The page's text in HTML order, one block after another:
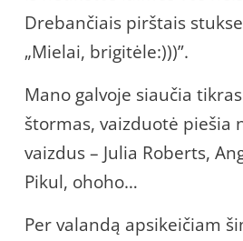
Drebančiais pirštais
„Mielai, brigitėle:)))”.
Mano galvoje siaučia
štormas, vaizduotė piešia
vaizdus – Julia Roberts,
Pikul, ohoho…
Per valandą apsikeičiam